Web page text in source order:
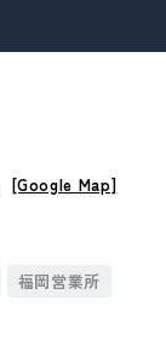
[Google Map]
福岡営業所